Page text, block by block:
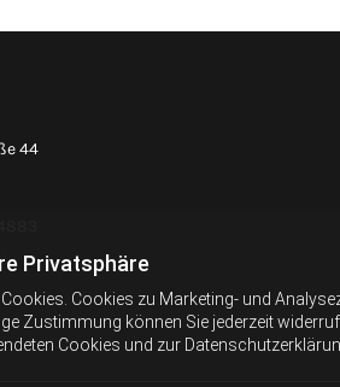
Privatsphäre
Cookies zu Marketing- und
Zustimmung können Sie jederzeit
Cookies und zur
44